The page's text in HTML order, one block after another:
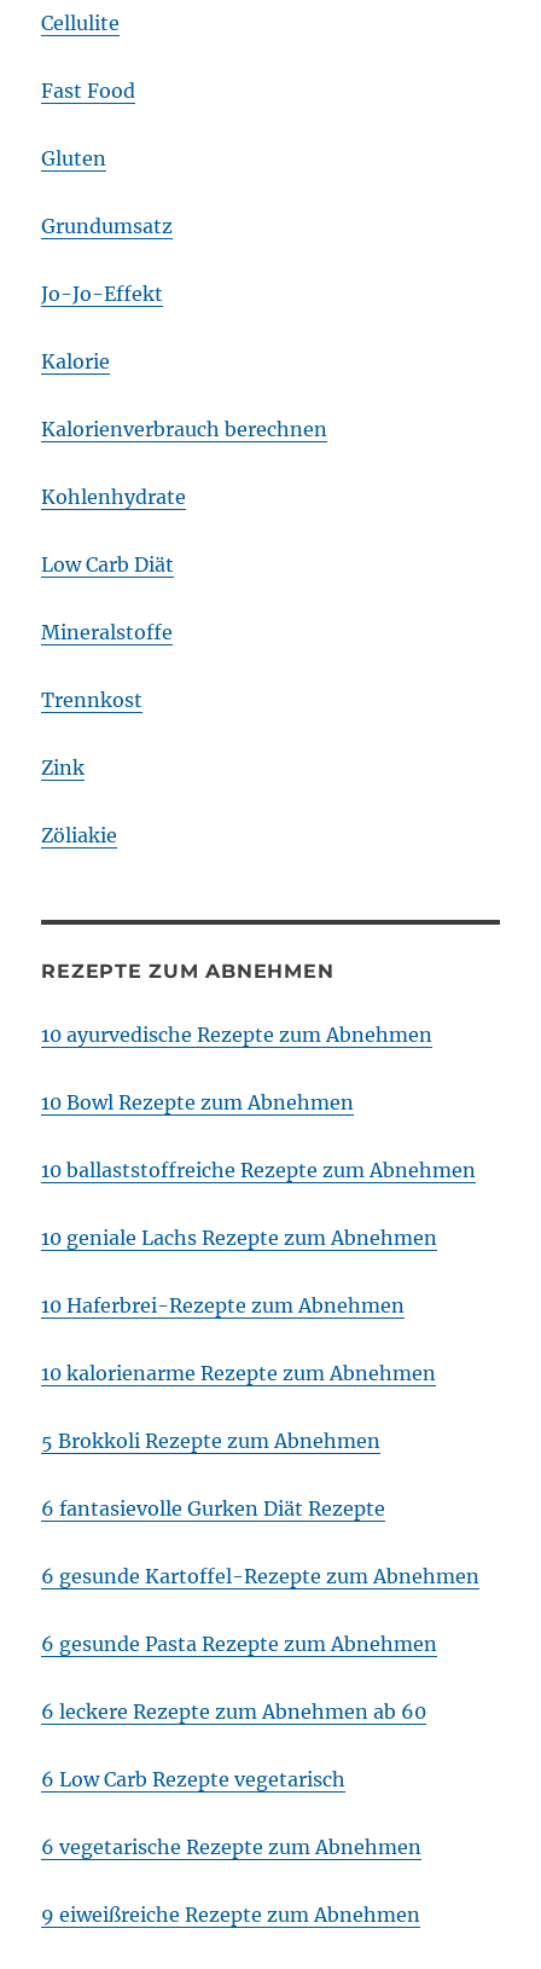
Cellulite
Fast Food
Gluten
Grundumsatz
Jo-Jo-Effekt
Kalorie
Kalorienverbrauch berechnen
Kohlenhydrate
Low Carb Diät
Mineralstoffe
Trennkost
Zink
Zöliakie
REZEPTE ZUM ABNEHMEN
10 ayurvedische Rezepte zum Abnehmen
10 Bowl Rezepte zum Abnehmen
10 ballaststoffreiche Rezepte zum Abnehmen
10 geniale Lachs Rezepte zum Abnehmen
10 Haferbrei-Rezepte zum Abnehmen
10 kalorienarme Rezepte zum Abnehmen
5 Brokkoli Rezepte zum Abnehmen
6 fantasievolle Gurken Diät Rezepte
6 gesunde Kartoffel-Rezepte zum Abnehmen
6 gesunde Pasta Rezepte zum Abnehmen
6 leckere Rezepte zum Abnehmen ab 60
6 Low Carb Rezepte vegetarisch
6 vegetarische Rezepte zum Abnehmen
9 eiweißreiche Rezepte zum Abnehmen